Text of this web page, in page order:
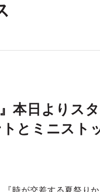
本日よりス
とミニスト